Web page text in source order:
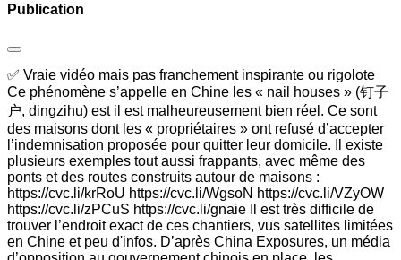
Publication
✅ Vraie vidéo mais pas franchement inspirante ou rigolote
Ce phénomène s’appelle en Chine les « nail houses » (钉子
户, dingzihu) est il est malheureusement bien réel. Ce sont
des maisons dont les « propriétaires » ont refusé d’accepter
l’indemnisation proposée pour quitter leur domicile. Il existe
plusieurs exemples tout aussi frappants, avec même des
ponts et des routes construits autour de maisons :
https://cvc.li/krRoU https://cvc.li/WgsoN https://cvc.li/VZyOW
https://cvc.li/zPCuS https://cvc.li/gnaie Il est très difficile de
trouver l’endroit exact de ces chantiers, vus satellites limitées
en Chine et peu d'infos. D’après China Exposures, un média